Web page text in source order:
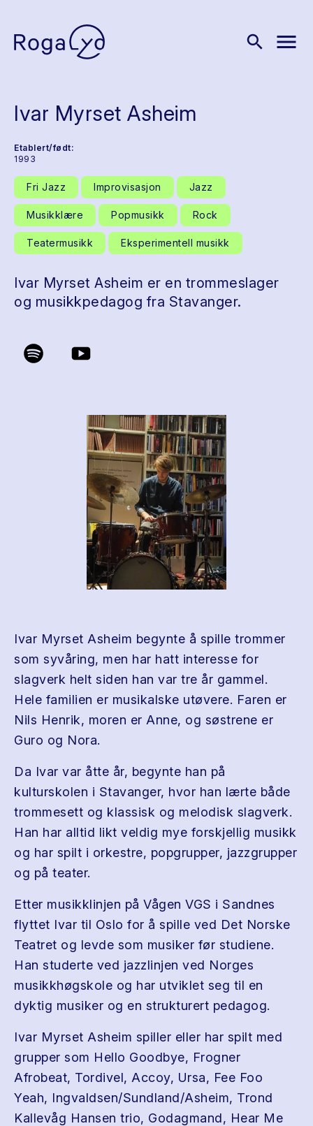
search menu
Ivar Myrset Asheim
Etablert/født:
1993
Fri Jazz Improvisasjon Jazz
Musikklære Popmusikk Rock
Teatermusikk Eksperimentell musikk
Ivar Myrset Asheim er en trommeslager
og musikkpedagog fra Stavanger.
Ivar Myrset Asheim begynte å spille trommer
som syvåring, men har hatt interesse for
slagverk helt siden han var tre år gammel.
Hele familien er musikalske utøvere. Faren er
Nils Henrik, moren er Anne, og søstrene er
Guro og Nora.
Da Ivar var åtte år, begynte han på
kulturskolen i Stavanger, hvor han lærte både
trommesett og klassisk og melodisk slagverk.
Han har alltid likt veldig mye forskjellig musikk
og har spilt i orkestre, popgrupper, jazzgrupper
og på teater.
Etter musikklinjen på Vågen VGS i Sandnes
flyttet Ivar til Oslo for å spille ved Det Norske
Teatret og levde som musiker før studiene.
Han studerte ved jazzlinjen ved Norges
musikkhøgskole og har utviklet seg til en
dyktig musiker og en strukturert pedagog.
Ivar Myrset Asheim spiller eller har spilt med
grupper som Hello Goodbye, Frogner
Afrobeat, Tordivel, Accoy, Ursa, Fee Foo
Yeah, Ingvaldsen/Sundland/Asheim, Trond
Kallevåg Hansen trio, Godagmand, Hear Me